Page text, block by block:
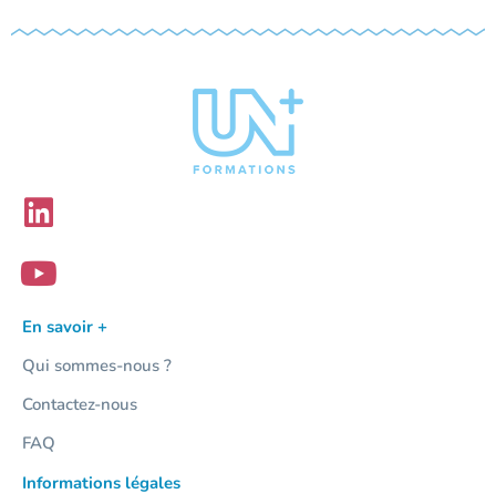
En savoir +
Qui sommes-nous ?
Contactez-nous
FAQ
Informations légales